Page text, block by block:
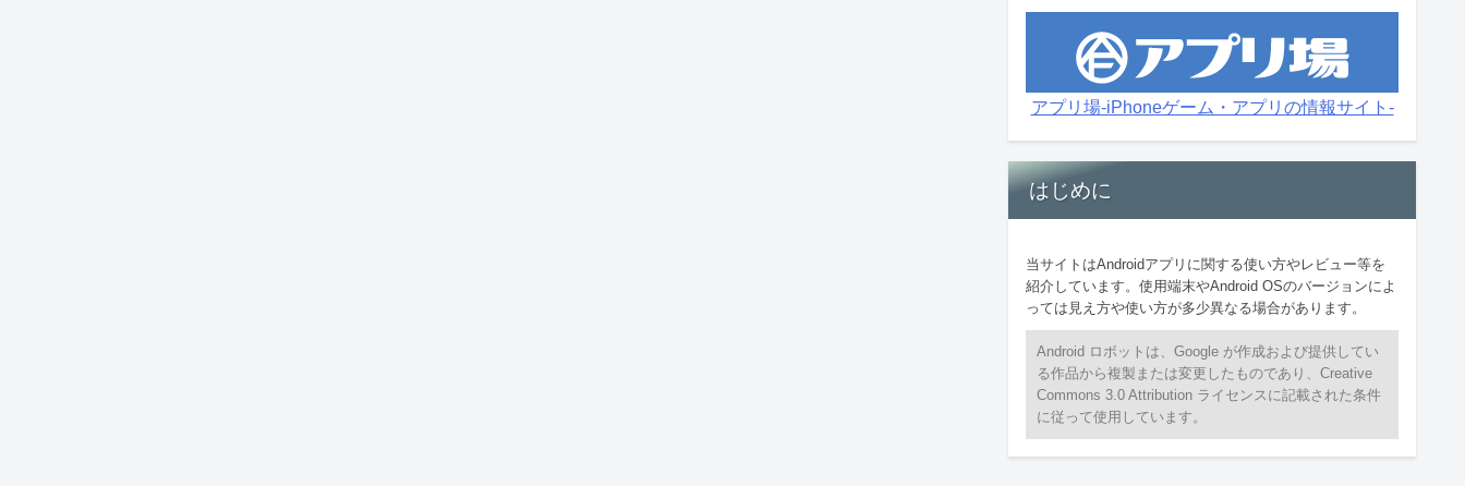
アプリ場-iPhoneゲーム・アプリの情報サイト-
はじめに
当サイトはAndroidアプリに関する使い方やレビュー等を
紹介しています。使用端末やAndroid OSのバージョンによ
っては見え方や使い方が多少異なる場合があります。
Android ロボットは、Google が作成および提供してい
る作品から複製または変更したものであり、Creative
Commons 3.0 Attribution ライセンスに記載された条件
に従って使用しています。